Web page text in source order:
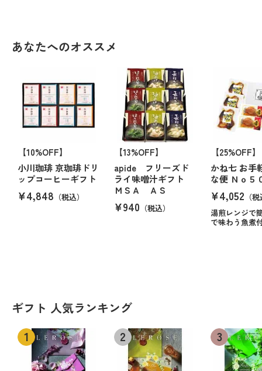
あなたへのオススメ
【10%OFF】
小川珈琲 京珈琲ドリ
ップコーヒーギフト
¥4,848 （税込）
【13%OFF】
apide フリーズド
ライ味噌汁ギフト
ＭＳＡ ＡＳ
¥940 （税込）
【25%OFF】
かね七 お手
な便 Ｎｏ５
¥4,052 （
湯煎レンジで
で味わう魚煮
ギフト 人気ランキング